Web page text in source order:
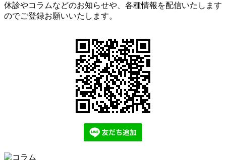
休診やコラムなどのお知らせや、各種情報を配信いたします
のでご登録お願いいたします。